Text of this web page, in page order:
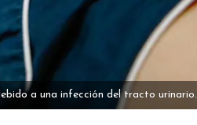
a una infección del tracto urinario.